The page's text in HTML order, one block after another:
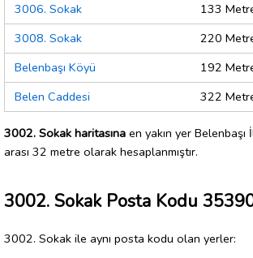
3006. Sokak
133
3008. Sokak
220
Belenbaşı Köyü
192
Belen Caddesi
322
3002. Sokak haritasına en yakın yer
arası 32 metre olarak hesaplanmıştır.
3002. Sokak Posta Kodu
3002. Sokak ile aynı posta kodu olan yerler: